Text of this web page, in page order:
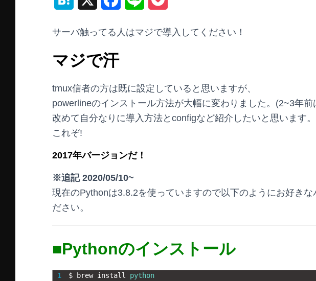
e
c
o
n c
サーバ触ってる人はマジで導入してください！
マジで汗
tmux信者の方は既に設定していると思いますが、
powerlineのインストール方法が大幅に変わりました。(2~3年前
改めて自分なりに導入方法とconfigなど紹介したいと思います。
これぞ!
2017年バージョンだ！
※追記 2020/05/10~
現在のPythonは3.8.2を使っていますので以下のようにお好きな
ださい。
■Pythonのインストール
1
$ brew install python